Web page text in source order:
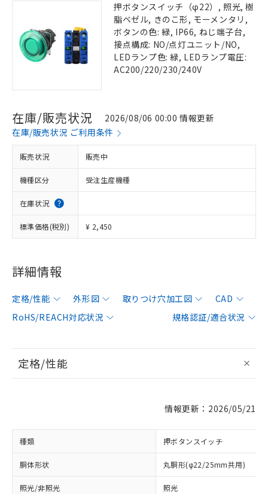
押ボタンスイッチ（φ22）, 照光, 樹
脂ベゼル, きのこ形, モーメンタリ,
ボタンの色: 緑, IP66, ねじ端子台,
接点構成: NO/点灯ユニット/NO,
LEDランプ色: 緑, LEDランプ電圧:
AC200/220/230/240V
在庫/販売状況
2026/08/06 00:00 情報更新
在庫/販売状況 ご利用条件
販売状況 販売中
機種区分 受注生産機種
在庫状況
標準価格(税別) ¥ 2,450
詳細情報
定格/性能 外形図 取りつけ穴加工図
CAD
RoHS/REACH対応状況
規格認証/適合状況
定格/性能
情報更新：2026/05/21
種類 押ボタンスイッチ
胴体形状 丸胴形(φ22/25mm共用)
照光/非照光 照光